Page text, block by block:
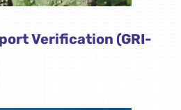
Verification (GRI-